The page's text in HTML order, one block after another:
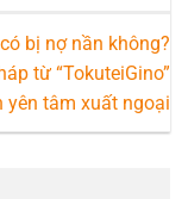
bị nợ nần không?
từ “TokuteiGino”
yên tâm xuất ngoại